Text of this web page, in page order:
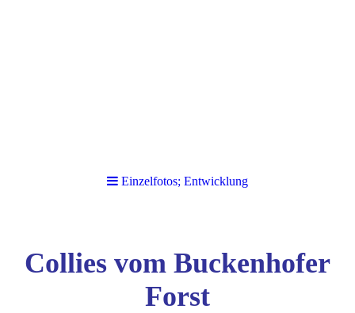
Einzelfotos; Entwicklung
Collies vom Buckenhofer
Forst